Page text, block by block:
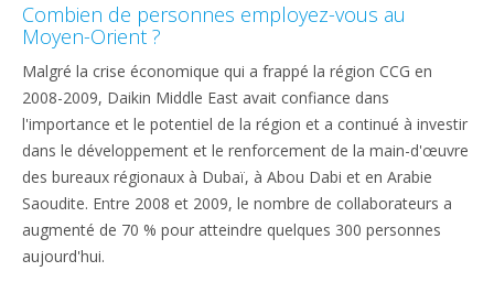
Combien de personnes employez-vous au
Moyen-Orient ?
Malgré la crise économique qui a frappé la région CCG en
2008-2009, Daikin Middle East avait confiance dans
l'importance et le potentiel de la région et a continué à investir
dans le développement et le renforcement de la main-d'œuvre
des bureaux régionaux à Dubaï, à Abou Dabi et en Arabie
Saoudite. Entre 2008 et 2009, le nombre de collaborateurs a
augmenté de 70 % pour atteindre quelques 300 personnes
aujourd'hui.